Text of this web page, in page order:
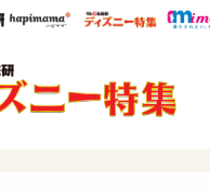
ウレぴあ総研ハピママ* ウレ